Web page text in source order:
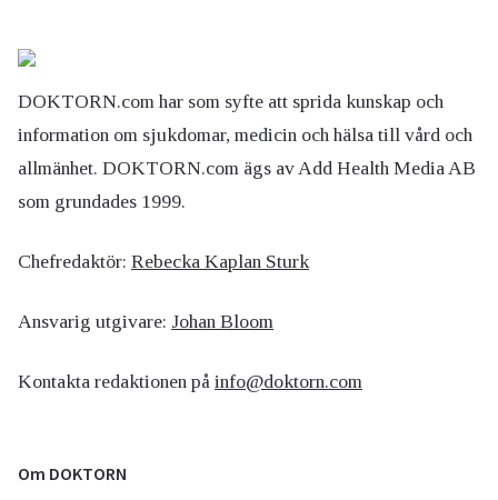
DOKTORN.com har som syfte att sprida kunskap och
information om sjukdomar, medicin och hälsa till vård och
allmänhet. DOKTORN.com ägs av Add Health Media AB
som grundades 1999.
Chefredaktör: Rebecka Kaplan Sturk
Ansvarig utgivare: Johan Bloom
Kontakta redaktionen på info@doktorn.com
Om DOKTORN